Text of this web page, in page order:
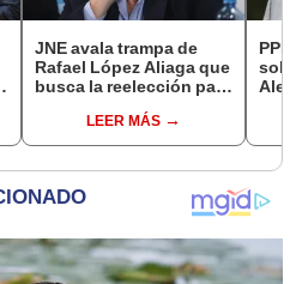
JNE avala trampa de
Rafael López Aliaga que
busca la reelección para
LEER MÁS
PPK